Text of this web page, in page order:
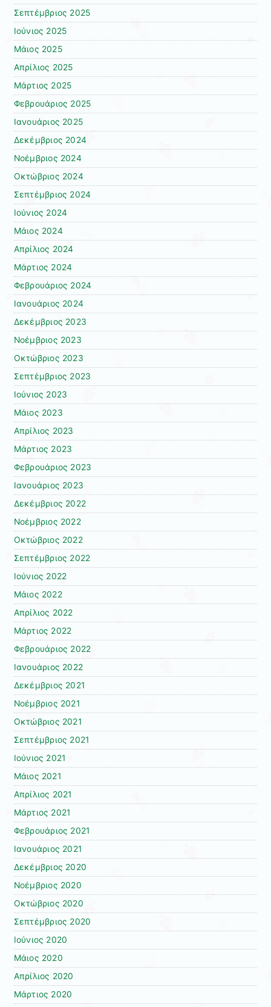
Σεπτέμβριος 2025
Ιούνιος 2025
Μάιος 2025
Απρίλιος 2025
Μάρτιος 2025
Φεβρουάριος 2025
Ιανουάριος 2025
Δεκέμβριος 2024
Νοέμβριος 2024
Οκτώβριος 2024
Σεπτέμβριος 2024
Ιούνιος 2024
Μάιος 2024
Απρίλιος 2024
Μάρτιος 2024
Φεβρουάριος 2024
Ιανουάριος 2024
Δεκέμβριος 2023
Νοέμβριος 2023
Οκτώβριος 2023
Σεπτέμβριος 2023
Ιούνιος 2023
Μάιος 2023
Απρίλιος 2023
Μάρτιος 2023
Φεβρουάριος 2023
Ιανουάριος 2023
Δεκέμβριος 2022
Νοέμβριος 2022
Οκτώβριος 2022
Σεπτέμβριος 2022
Ιούνιος 2022
Μάιος 2022
Απρίλιος 2022
Μάρτιος 2022
Φεβρουάριος 2022
Ιανουάριος 2022
Δεκέμβριος 2021
Νοέμβριος 2021
Οκτώβριος 2021
Σεπτέμβριος 2021
Ιούνιος 2021
Μάιος 2021
Απρίλιος 2021
Μάρτιος 2021
Φεβρουάριος 2021
Ιανουάριος 2021
Δεκέμβριος 2020
Νοέμβριος 2020
Οκτώβριος 2020
Σεπτέμβριος 2020
Ιούνιος 2020
Μάιος 2020
Απρίλιος 2020
Μάρτιος 2020